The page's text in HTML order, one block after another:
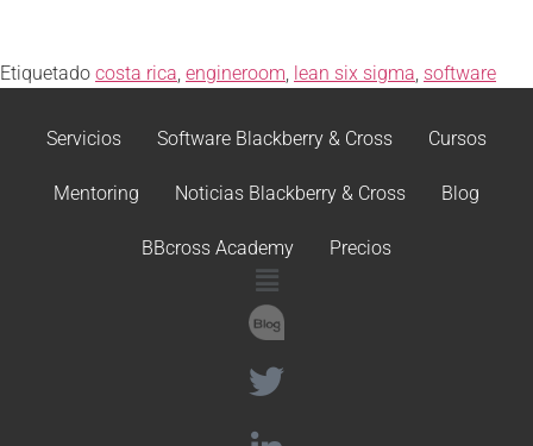
Etiquetado costa rica, engineroom, lean six sigma, software
Servicios Software Blackberry & Cross Cursos
Mentoring Noticias Blackberry & Cross Blog
BBcross Academy Precios